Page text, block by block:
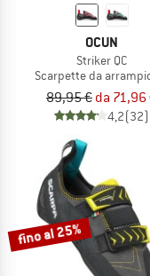
OCUN
Striker QC
Scarpette da
89,95 € da 71,96
4,2(32)
fino al 25%